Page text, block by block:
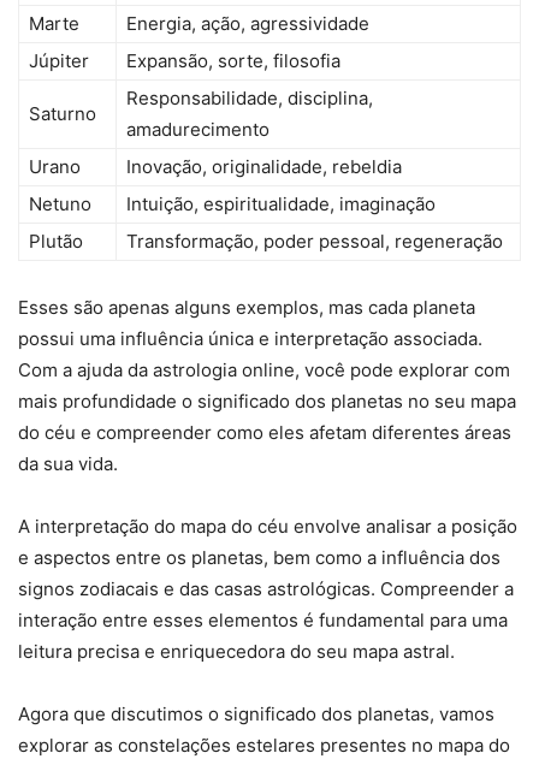
Marte
Energia, ação, agressividade
Júpiter
Expansão, sorte, filosofia
Saturno
Responsabilidade, disciplina,
amadurecimento
Urano
Inovação, originalidade, rebeldia
Netuno
Intuição, espiritualidade, imaginação
Plutão
Transformação, poder pessoal, regeneração
Esses são apenas alguns exemplos, mas cada planeta
possui uma influência única e interpretação associada.
Com a ajuda da astrologia online, você pode explorar com
mais profundidade o significado dos planetas no seu mapa
do céu e compreender como eles afetam diferentes áreas
da sua vida.
A interpretação do mapa do céu envolve analisar a posição
e aspectos entre os planetas, bem como a influência dos
signos zodiacais e das casas astrológicas. Compreender a
interação entre esses elementos é fundamental para uma
leitura precisa e enriquecedora do seu mapa astral.
Agora que discutimos o significado dos planetas, vamos
explorar as constelações estelares presentes no mapa do